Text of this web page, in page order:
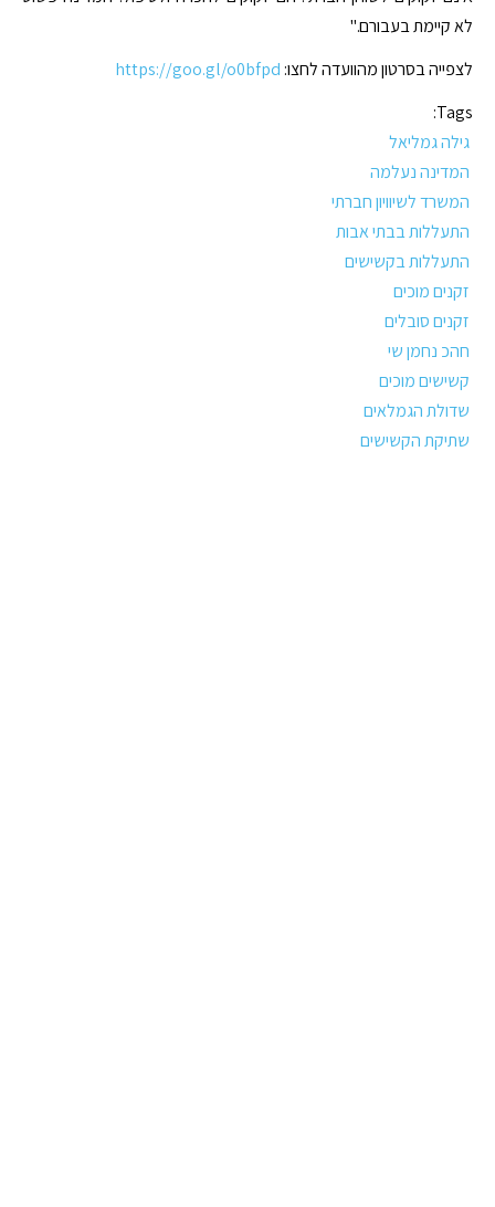
לא קיימת בעבורם."
לצפייה בסרטון מהוועדה לחצו: https://goo.gl/o0bfpd
Tags:
גילה גמליאל
המדינה נעלמה
המשרד לשיוויון חברתי
התעללות בבתי אבות
התעללות בקשישים
זקנים מוכים
זקנים סובלים
חהכ נחמן שי
קשישים מוכים
שדולת הגמלאים
שתיקת הקשישים